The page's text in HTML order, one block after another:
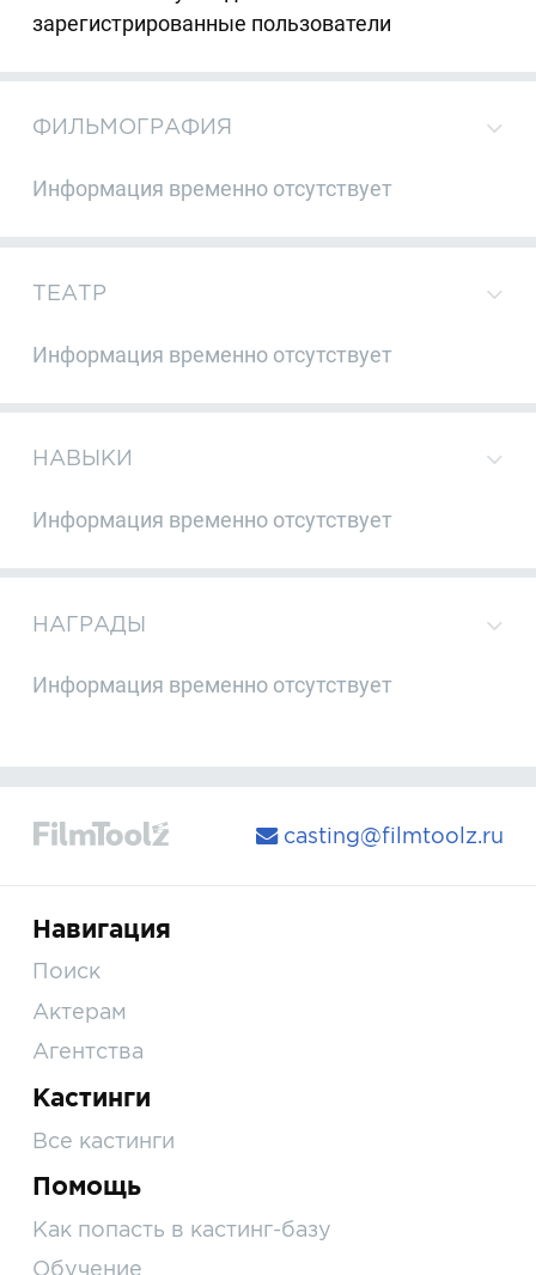
зарегистрированные пользователи
ФИЛЬМОГРАФИЯ
Информация временно отсутствует
ТЕАТР
Информация временно отсутствует
НАВЫКИ
Информация временно отсутствует
НАГРАДЫ
Информация временно отсутствует
casting@filmtoolz.ru
Навигация
Поиск
Актерам
Агентства
Кастинги
Все кастинги
Помощь
Как попасть в кастинг-базу
Обучение